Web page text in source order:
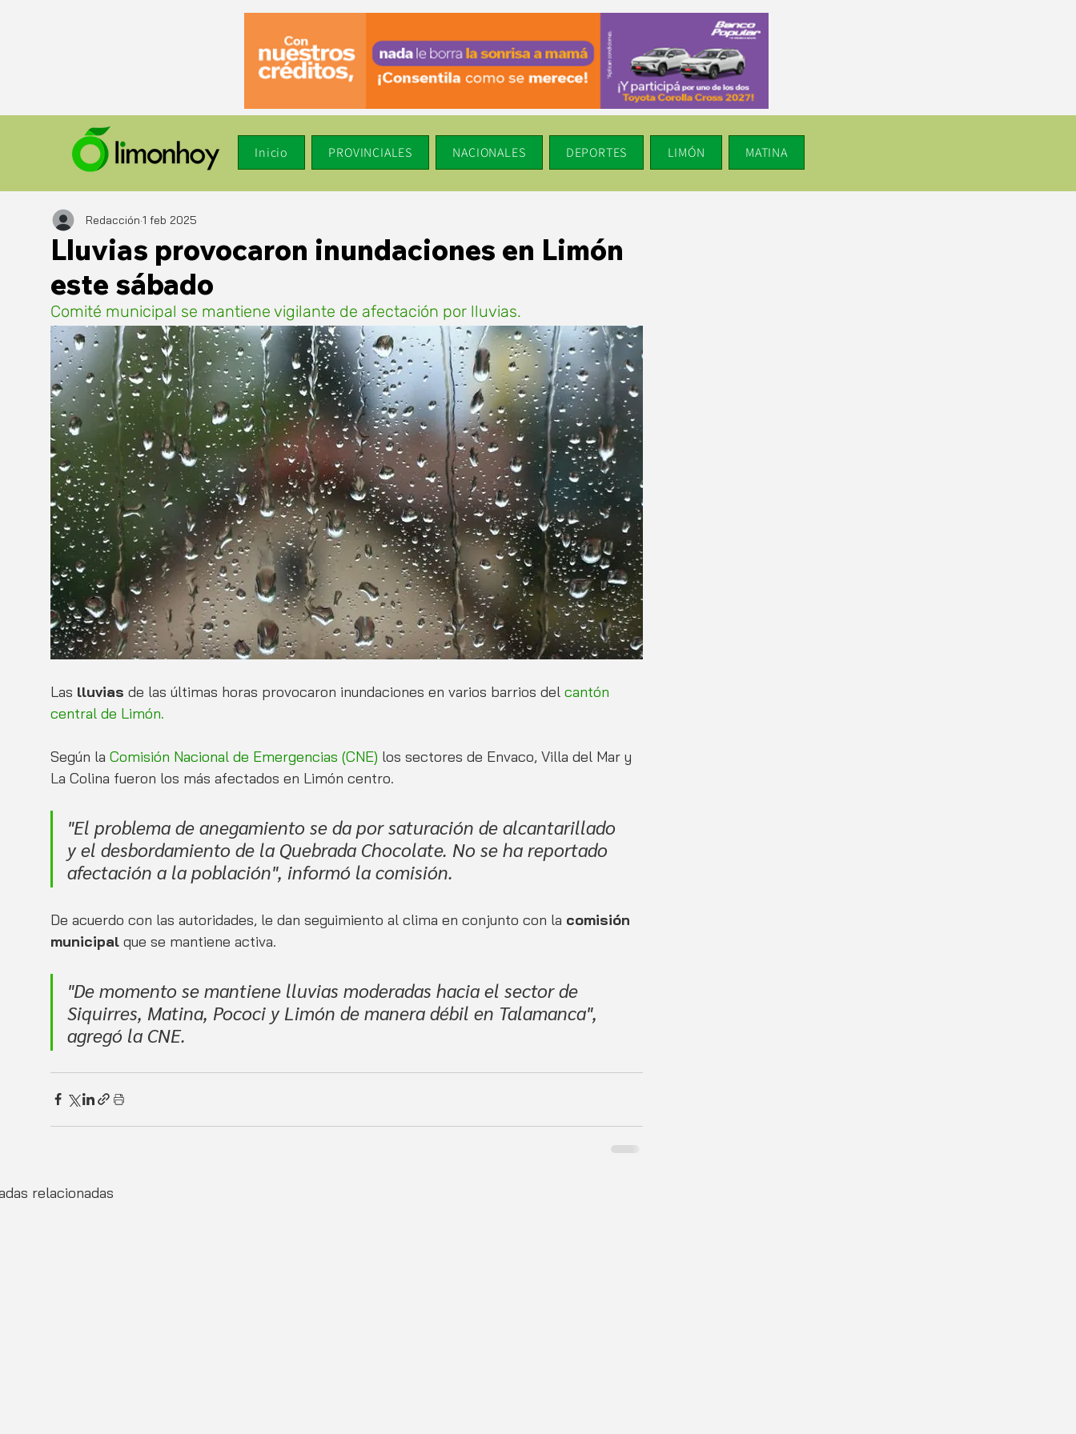
Inicio PROVINCIALES NACIONALES DEPORTES LIMÓN MATINA
Lluvias provocaron inundaciones en Limón
este sábado
Redacción 1 feb 2025
Comité municipal se mantiene vigilante de afectación por lluvias.
Las lluvias de las últimas horas provocaron inundaciones en varios barrios del cantón
central de Limón.
Según la Comisión Nacional de Emergencias (CNE) los sectores de Envaco, Villa del Mar y
La Colina fueron los más afectados en Limón centro.
"El problema de anegamiento se da por saturación de alcantarillado
y el desbordamiento de la Quebrada Chocolate. No se ha reportado
afectación a la población", informó la comisión.
De acuerdo con las autoridades, le dan seguimiento al clima en conjunto con la comisión
municipal que se mantiene activa.
"De momento se mantiene lluvias moderadas hacia el sector de
Siquirres, Matina, Pococi y Limón de manera débil en Talamanca",
agregó la CNE.
relacionadas